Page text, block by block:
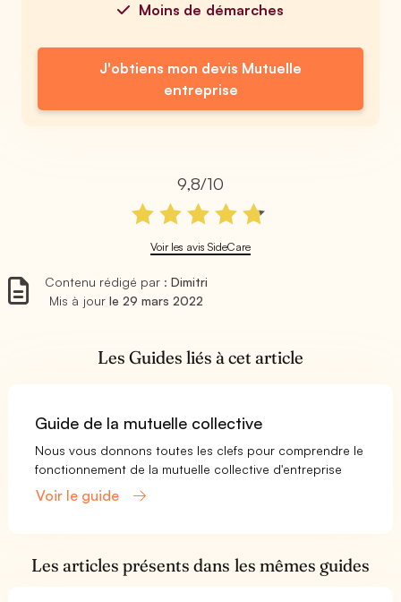
Moins de démarches
J'obtiens mon devis Mutuelle
entreprise
9,8/10
Voir les avis SideCare
Contenu rédigé par :Dimitri
Mis à jour le 29 mars 2022
Les Guides liés à cet article
Guide de la mutuelle collective
Nous vous donnons toutes les clefs pour comprendre le
fonctionnement de la mutuelle collective d'entreprise
Voir le guide
Les articles présents dans les mêmes guides